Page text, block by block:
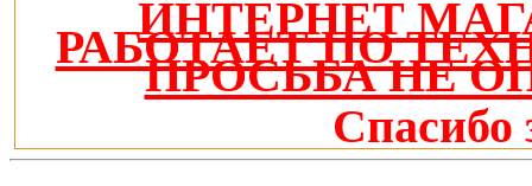
ИНТЕРНЕТ
РАБОТАЕТ ПО
ПРОСЬБА НЕ
Спасибо